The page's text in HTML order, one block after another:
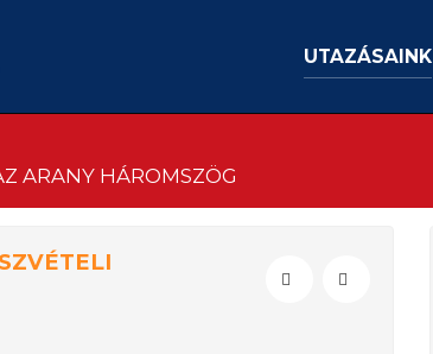
UTAZÁSAINK
ARANY HÁROMSZÖG